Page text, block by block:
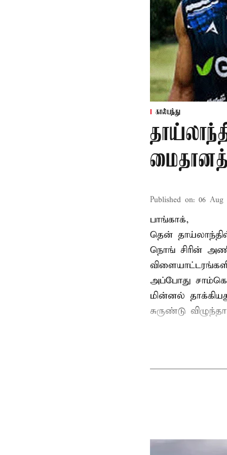
கால்பந்து
Published on: 06 Aug
பாங்காக்,
தென்
நொங் சிரின்
அப்போது
மின்னல்
சுருண்டு